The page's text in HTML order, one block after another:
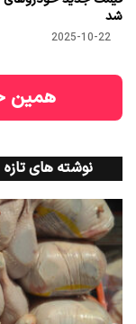
شد
2025-10-22
همین
نوشته های تازه